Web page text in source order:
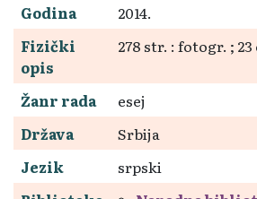
Godina
2014.
Fizički
opis
278 str. : fotogr. ; 23
Žanr rada
esej
Država
Srbija
Jezik
srpski